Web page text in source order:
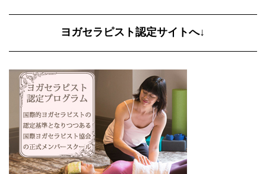
ヨガセラピスト認定サイトへ↓